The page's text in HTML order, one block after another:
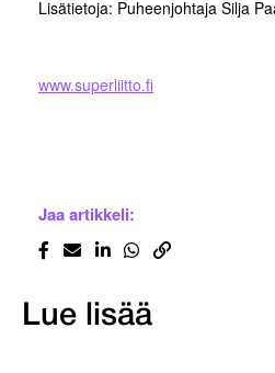
Lisätietoja: Puheenjohtaja Silja
www.superliitto.fi
Jaa artikkeli:
Lue lisää